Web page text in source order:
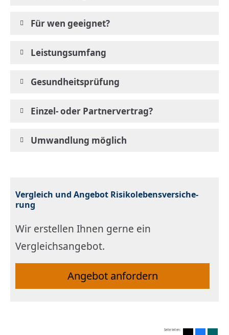
Für wen geeignet?
Leistungsumfang
Gesundheitsprüfung
Einzel- oder Partnervertrag?
Umwandlung möglich
Vergleich und Angebot Risiko­lebens­ver­si­che­
rung
Wir erstellen Ihnen gerne ein
Vergleichsangebot.
An­ge­bot an­for­dern
Seite teilen: